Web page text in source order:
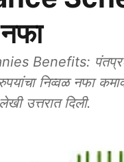
Benefits:
निव्वळ नफा
उत्तरात दिली.